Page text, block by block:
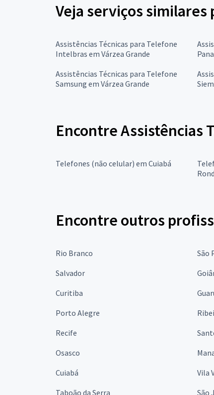
Veja serviços similares
Assistências Técnicas para Telefone
Intelbras em Várzea Grande
Assistências Técnicas para Telefone
Samsung em Várzea Grande
Encontre Assistências
Telefones (não celular) em Cuiabá
Encontre outros
Rio Branco São
Salvador
Curitiba
Porto Alegre
Recife
Osasco
Cuiabá
Vila
Taboão da Serra
São